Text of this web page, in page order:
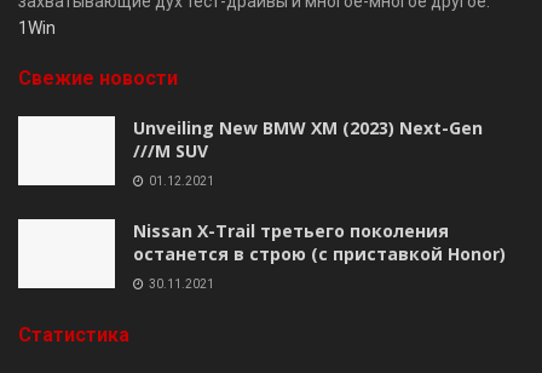
1Win
Свежие новости
Unveiling New BMW XM (2023) Next-Gen
///M SUV
01.12.2021
Nissan X-Trail третьего поколения
останется в строю (с приставкой Honor)
30.11.2021
Cтатистика